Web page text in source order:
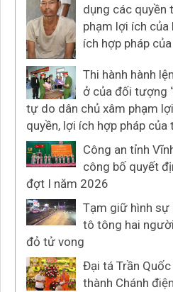
dụng các quyền
phạm lợi ích của
ích hợp pháp
Thi hành hành
ở của đối tượng
tự do dân chủ xâm phạm
quyền, lợi ích hợp pháp của
Công an tỉnh
công bố quyết
đợt I năm 2026
Tạm giữ hình sự
tô tông hai
đỏ tử vong
Đại tá Trần
thành Chánh